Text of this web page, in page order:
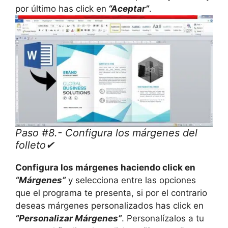
por último has click en “Aceptar”.
Paso #8.- Configura los márgenes del
folleto✔
Configura los márgenes haciendo click en
“Márgenes”y selecciona entre las opciones
que el programa te presenta, si por el contrario
deseas márgenes personalizados has click en
“Personalizar Márgenes”. Personalízalos a tu